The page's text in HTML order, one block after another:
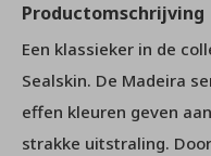
Productomschrijving
Een klassieker in de
Sealskin. De Madeira
effen kleuren geven
strakke uitstraling.